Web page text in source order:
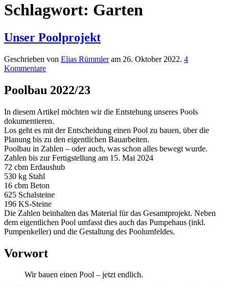
Schlagwort: Garten
Unser Poolprojekt
Geschrieben von Elias Rümmleram 26. Oktober 2022. 4
Kommentare
Poolbau 2022/23
In diesem Artikel möchten wir die Entstehung unseres Pools
dokumentieren.
Los geht es mit der Entscheidung einen Pool zu bauen, über die
Planung bis zu den eigentlichen Bauarbeiten.
Poolbau in Zahlen – oder auch, was schon alles bewegt wurde.
Zahlen bis zur Fertigstellung am 15. Mai 2024
72 cbm Erdaushub
530 kg Stahl
16 cbm Beton
625 Schalsteine
196 KS-Steine
Die Zahlen beinhalten das Material für das Gesamtprojekt. Neben
dem eigentlichen Pool umfasst dies auch das Pumpehaus (inkl.
Pumpenkeller) und die Gestaltung des Poolumfeldes.
Vorwort
Wir bauen einen Pool – jetzt endlich.